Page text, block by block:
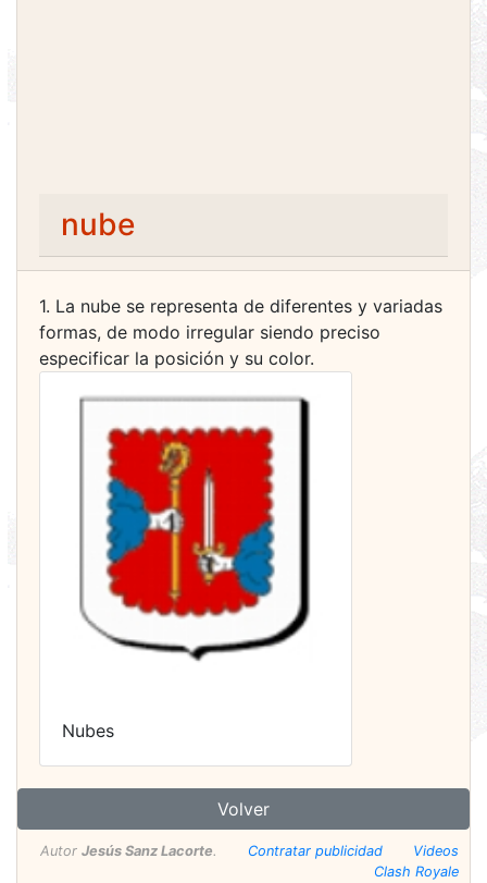
nube
1. La nube se representa de diferentes y variadas
formas, de modo irregular siendo preciso
especificar la posición y su color.
Nubes
Volver
Autor Jesús Sanz Lacorte. Contratar publicidad
Videos
Clash Royale